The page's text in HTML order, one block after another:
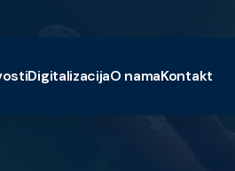
DigitalizacijaO namaKontakt